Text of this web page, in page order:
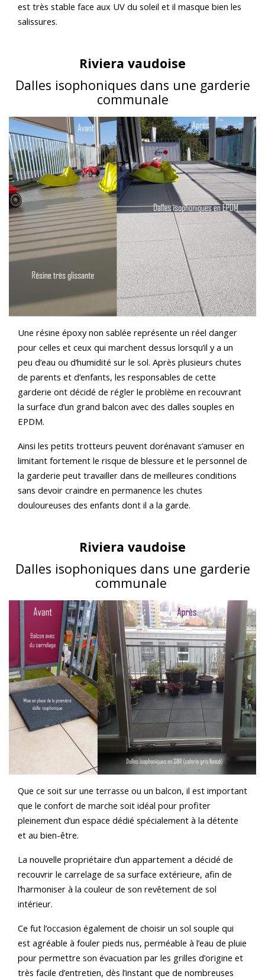
est très stable face aux UV du soleil et il masque bien les
salissures.
Riviera vaudoise
Dalles isophoniques dans une garderie
communale
Une résine époxy non sablée représente un réel danger
pour celles et ceux qui marchent dessus lorsqu’il y a un
peu d’eau ou d’humidité sur le sol. Après plusieurs chutes
de parents et d’enfants, les responsables de cette
garderie ont décidé de régler le problème en recouvrant
la surface d’un grand balcon avec des dalles souples en
EPDM.
Ainsi les petits trotteurs peuvent dorénavant s’amuser en
limitant fortement le risque de blessure et le personnel de
la garderie peut travailler dans de meilleures conditions
sans devoir craindre en permanence les chutes
douloureuses des enfants dont il a la garde.
Riviera vaudoise
Dalles isophoniques dans une garderie
communale
Que ce soit sur une terrasse ou un balcon, il est important
que le confort de marche soit idéal pour profiter
pleinement d’un espace dédié spécialement à la détente
et au bien-être.
La nouvelle propriétaire d’un appartement a décidé de
recouvrir le carrelage de sa surface extérieure, afin de
l’harmoniser à la couleur de son revêtement de sol
intérieur.
Ce fut l’occasion également de choisir un sol souple qui
est agréable à fouler pieds nus, perméable à l’eau de pluie
pour permettre son évacuation par les grilles d’origine et
très facile d’entretien, dès l’instant que de nombreuses